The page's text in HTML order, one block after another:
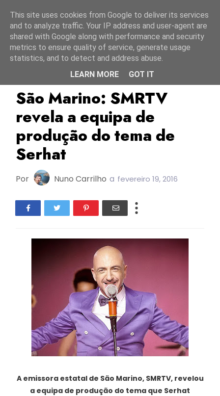
Ralph Siegel São Marino
São Marino: SMRTV
revela a equipa de
produção do tema de
Serhat
Por Nuno Carrilho a fevereiro 19, 2016
A emissora estatal de São Marino, SMRTV, revelou
a equipa de produção do tema que Serhat
This site uses cookies from Google to deliver its services
and to analyze traffic. Your IP address and user-agent are
shared with Google along with performance and security
metrics to ensure quality of service, generate usage
statistics, and to detect and address abuse.
LEARN MORE
GOT IT